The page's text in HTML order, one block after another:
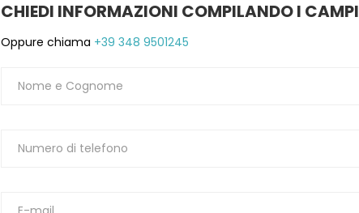
CHIEDI INFORMAZIONI COMPILANDO I CAMPI
Oppure chiama +39 348 9501245